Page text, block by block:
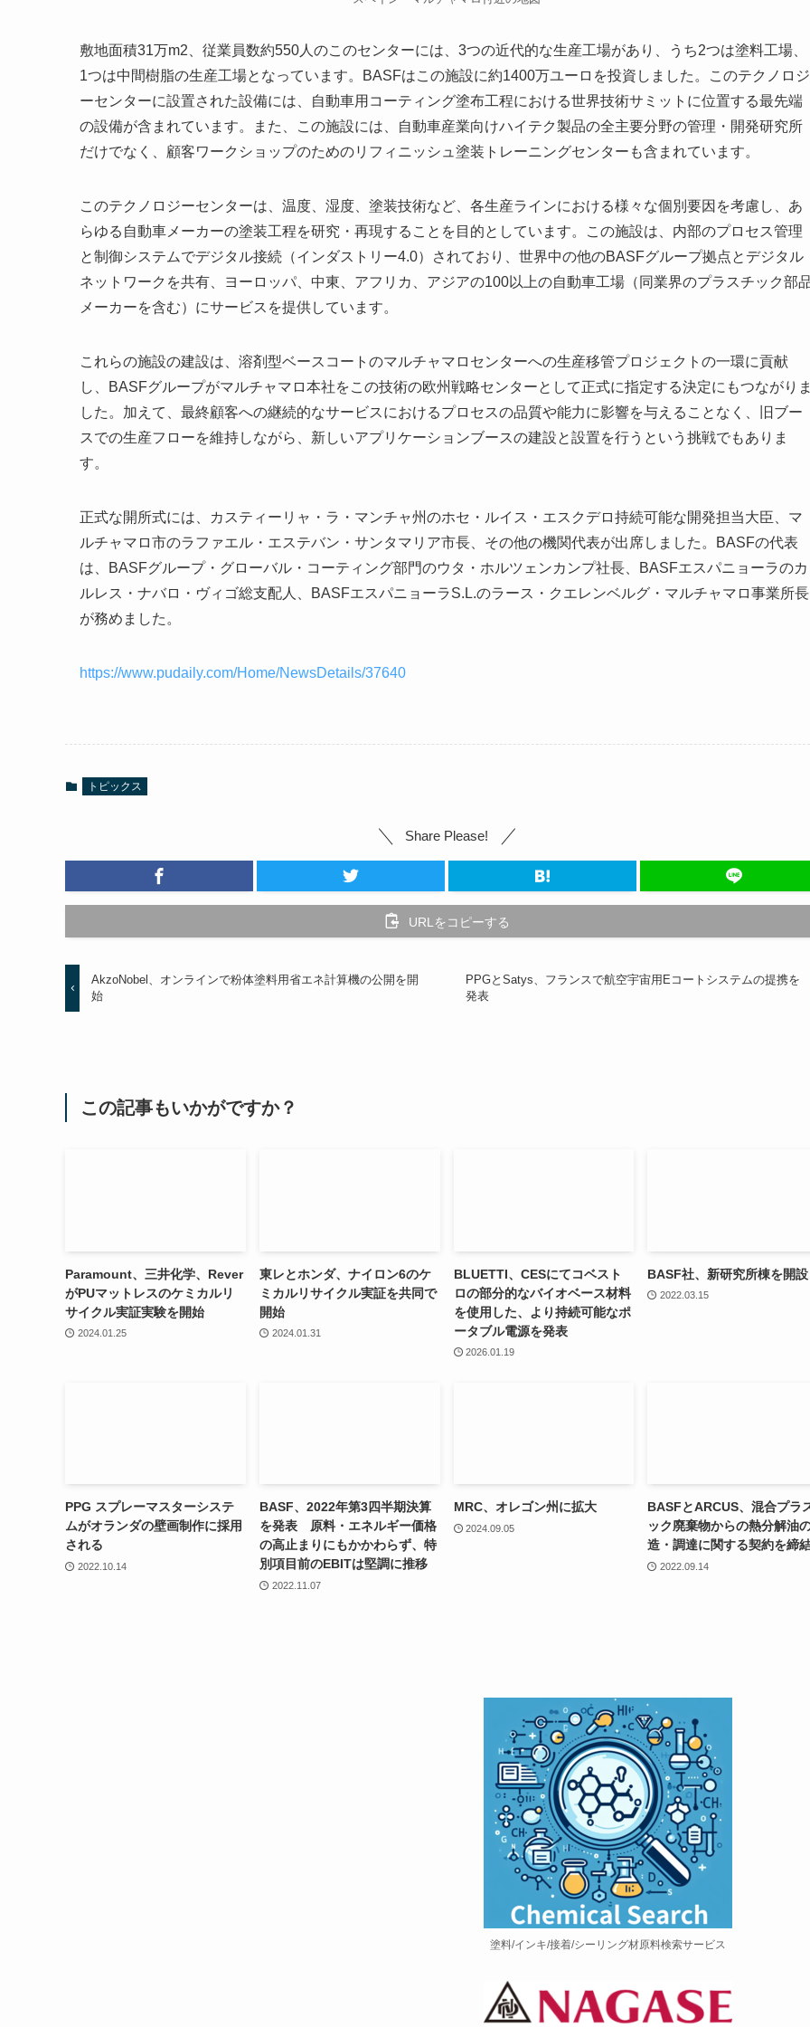
敷地面積31万m2、従業員数約550人のこのセンターには、3つの近代的な生産工場があり、うち2つは塗料工場、
1つは中間樹脂の生産工場となっています。BASFはこの施設に約1400万ユーロを投資しました。このテクノロジ
ーセンターに設置された設備には、自動車用コーティング塗布工程における世界技術サミットに位置する最先端
の設備が含まれています。また、この施設には、自動車産業向けハイテク製品の全主要分野の管理・開発研究所
だけでなく、顧客ワークショップのためのリフィニッシュ塗装トレーニングセンターも含まれています。
このテクノロジーセンターは、温度、湿度、塗装技術など、各生産ラインにおける様々な個別要因を考慮し、あ
らゆる自動車メーカーの塗装工程を研究・再現することを目的としています。この施設は、内部のプロセス管理
と制御システムでデジタル接続（インダストリー4.0）されており、世界中の他のBASFグループ拠点とデジタル
ネットワークを共有、ヨーロッパ、中東、アフリカ、アジアの100以上の自動車工場（同業界のプラスチック部
メーカーを含む）にサービスを提供しています。
これらの施設の建設は、溶剤型ベースコートのマルチャマロセンターへの生産移管プロジェクトの一環に貢献
し、BASFグループがマルチャマロ本社をこの技術の欧州戦略センターとして正式に指定する決定にもつながりま
した。加えて、最終顧客への継続的なサービスにおけるプロセスの品質や能力に影響を与えることなく、旧ブー
スでの生産フローを維持しながら、新しいアプリケーションブースの建設と設置を行うという挑戦でもありま
す。
正式な開所式には、カスティーリャ・ラ・マンチャ州のホセ・ルイス・エスクデロ持続可能な開発担当大臣、マ
ルチャマロ市のラファエル・エステバン・サンタマリア市長、その他の機関代表が出席しました。BASFの代表
は、BASFグループ・グローバル・コーティング部門のウタ・ホルツェンカンプ社長、BASFエスパニョーラのカ
ルレス・ナバロ・ヴィゴ総支配人、BASFエスパニョーラS.L.のラース・クエレンベルグ・マルチャマロ事業所長
が務めました。
https://www.pudaily.com/Home/NewsDetails/37640
トピックス
Share Please!
URLをコピーする
AkzoNobel、オンラインで粉体塗料用省エネ計算機の公開を開
始
PPGとSatys、フランスで航空宇宙用Eコートシステムの提携を
発表
この記事もいかがですか？
Paramount、三井化学、Rever
がPUマットレスのケミカルリ
サイクル実証実験を開始
2024.01.25
東レとホンダ、ナイロン6のケ
ミカルリサイクル実証を共同で
開始
2024.01.31
BLUETTI、CESにてコベスト
ロの部分的なバイオベース材料
を使用した、より持続可能なポ
ータブル電源を発表
2026.01.19
BASF社、新研究所棟を開設
2022.03.15
PPG スプレーマスターシステ
ムがオランダの壁画制作に採用
される
2022.10.14
BASF、2022年第3四半期決算
を発表 原料・エネルギー価格
の高止まりにもかかわらず、特
別項目前のEBITは堅調に推移
2022.11.07
MRC、オレゴン州に拡大
2024.09.05
BASFとARCUS、混合プラ
ック廃棄物からの熱分解油
造・調達に関する契約を締
2022.09.14
塗料/インキ/接着/シーリング材原料検索サービス